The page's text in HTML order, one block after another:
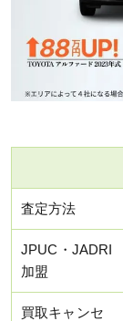
査定方法
JPUC・JADRI
加盟
買取キャンセ